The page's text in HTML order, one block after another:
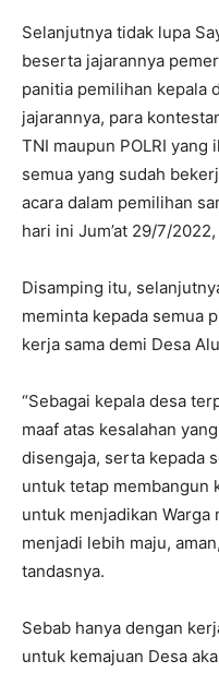
Selanjutnya tidak lupa
beserta jajarannya
panitia pemilihan kepala
jajarannya, para
TNI maupun POLRI
semua yang sudah
acara dalam pemilihan
hari ini Jum’at 29/7/
Disamping itu,
meminta kepada semua
kerja sama demi Desa
“Sebagai kepala desa
maaf atas kesalahan
disengaja, serta kepada
untuk tetap membangun
untuk menjadikan Warga
menjadi lebih maju,
tandasnya.
Sebab hanya dengan
untuk kemajuan Desa